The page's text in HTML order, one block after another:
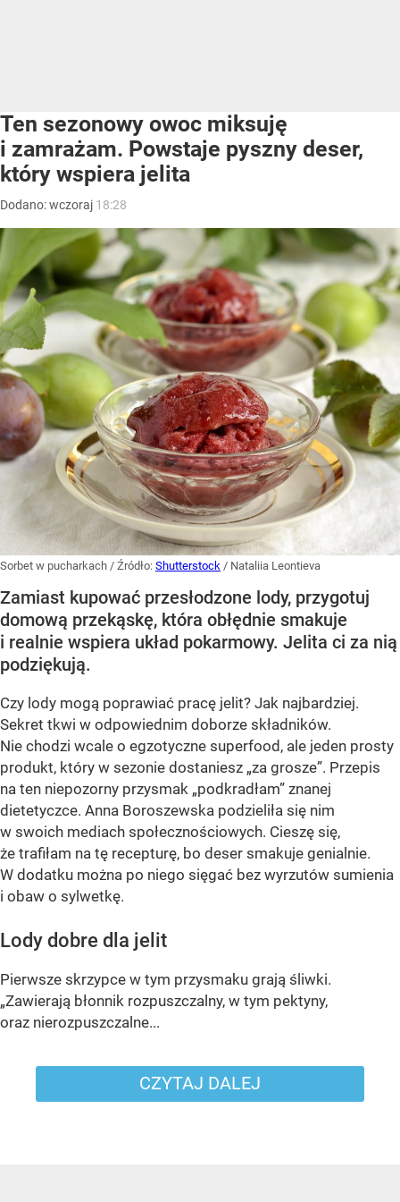
Ten sezonowy owoc miksuję
i zamrażam. Powstaje pyszny deser,
który wspiera jelita
Dodano:wczoraj 18:28
Sorbet w pucharkach / Źródło: Shutterstock / Nataliia Leontieva
Zamiast kupować przesłodzone lody, przygotuj
domową przekąskę, która obłędnie smakuje
i realnie wspiera układ pokarmowy. Jelita ci za nią
podziękują.
Czy lody mogą poprawiać pracę jelit? Jak najbardziej.
Sekret tkwi w odpowiednim doborze składników.
Nie chodzi wcale o egzotyczne superfood, ale jeden prosty
produkt, który w sezonie dostaniesz „za grosze”. Przepis
na ten niepozorny przysmak „podkradłam” znanej
dietetyczce. Anna Boroszewska podzieliła się nim
w swoich mediach społecznościowych. Cieszę się,
że trafiłam na tę recepturę, bo deser smakuje genialnie.
W dodatku można po niego sięgać bez wyrzutów sumienia
i obaw o sylwetkę.
Lody dobre dla jelit
Pierwsze skrzypce w tym przysmaku grają śliwki.
„Zawierają błonnik rozpuszczalny, w tym pektyny,
oraz nierozpuszczalne...
CZYTAJ DALEJ